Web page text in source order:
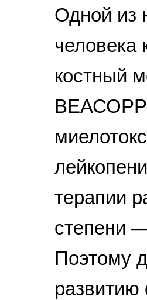
Одной из
человека
костный
ВЕАСОРР-
терапии
степени
Поэтому
развитию